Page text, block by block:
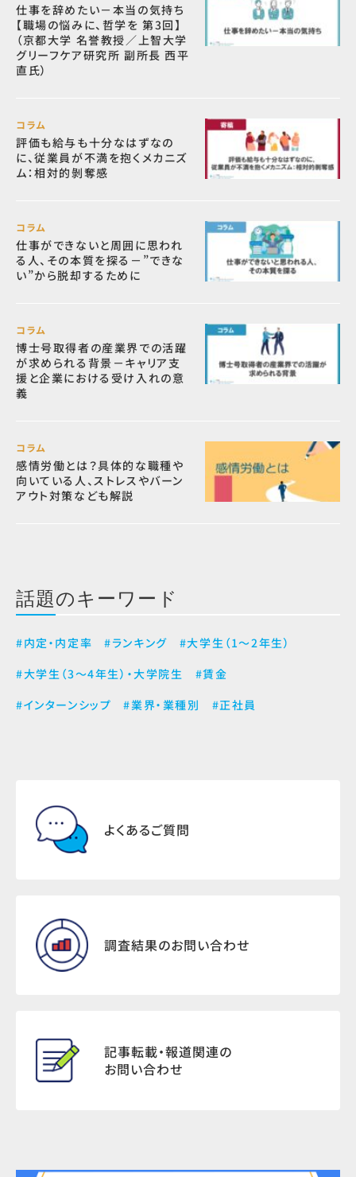
仕事を辞めたい－本当の気持ち
【職場の悩みに、哲学を 第3回】
（京都大学 名誉教授／上智大学
グリーフケア研究所 副所長 西平
直氏）
コラム
評価も給与も十分なはずなの
に、従業員が不満を抱くメカニズ
ム：相対的剝奪感
コラム
仕事ができないと周囲に思われ
る人、その本質を探る－”できな
い”から脱却するために
コラム
博士号取得者の産業界での活躍
が求められる背景－キャリア支
援と企業における受け入れの意
義
コラム
感情労働とは？具体的な職種や
向いている人、ストレスやバーン
アウト対策なども解説
話題のキーワード
#内定・内定率 #ランキング
#大学生（1～2年生）
#大学生（3～4年生）・大学院生
#賃金
#インターンシップ
#業界・業種別 #正社員
よくあるご質問
調査結果のお問い合わせ
記事転載・報道関連の
お問い合わせ